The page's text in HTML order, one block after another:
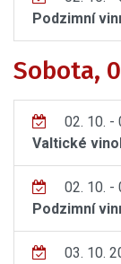
Podzimní
Sobota,
02. 10. -
Valtické
02. 10. -
Podzimní
03. 10.